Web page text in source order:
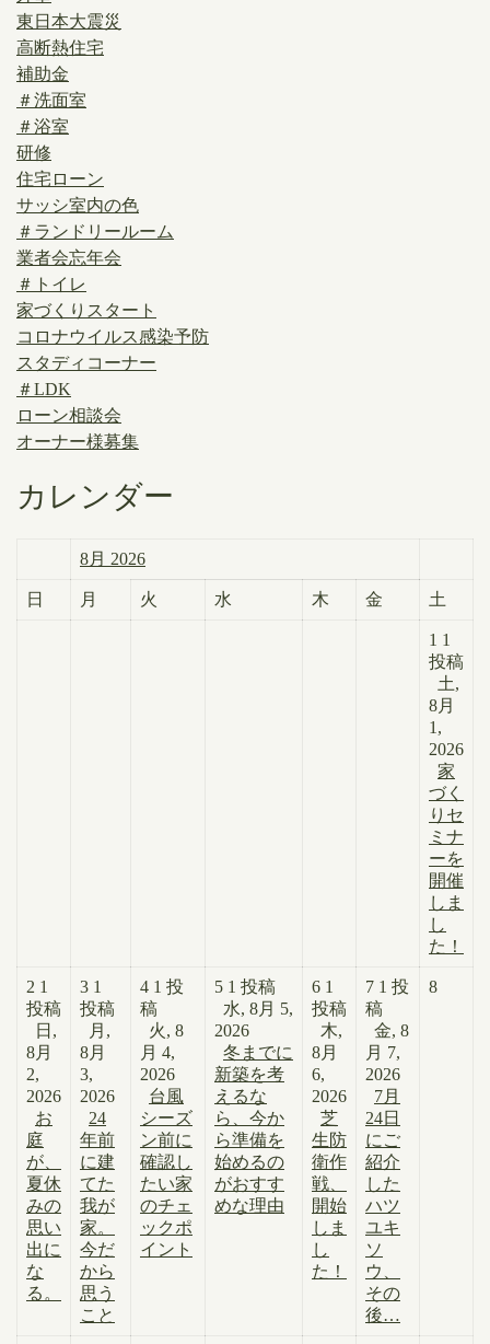
東日本大震災
高断熱住宅
補助金
＃洗面室
＃浴室
研修
住宅ローン
サッシ室内の色
＃ランドリールーム
業者会忘年会
＃トイレ
家づくりスタート
コロナウイルス感染予防
スタディコーナー
＃LDK
ローン相談会
オーナー様募集
カレンダー
8月 2026
日 月 火 水 木 金 土
1 1
投稿
土,
8月
1,
2026
家
づく
りセ
ミナ
ーを
開催
しま
し
た！
2 1
投稿
日,
8月
2,
2026
お
庭
が、
夏休
みの
思い
出に
な
る。
3 1
投稿
月,
8月
3,
2026
24
年前
に建
てた
我が
家。
今だ
から
思う
こと
4 1 投
稿
火, 8
月 4,
2026
台風
シーズ
ン前に
確認し
たい家
のチェ
ックポ
イント
5 1 投稿
水, 8月 5,
2026
冬までに
新築を考
えるな
ら、今か
ら準備を
始めるの
がおすす
めな理由
6 1
投稿
木,
8月
6,
2026
芝
生防
衛作
戦、
開始
しま
し
た！
7 1 投
稿
金, 8
月 7,
2026
7月
24日
にご
紹介
した
ハツ
ユキ
ソ
ウ、
その
後…
8